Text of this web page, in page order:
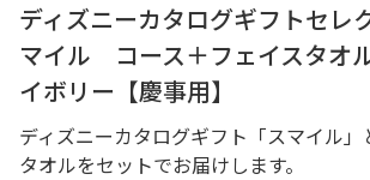
ディズニーカタログギフトセ
マイル コース＋フェイスタオ
イボリー【慶事用】
ディズニーカタログギフト「スマイル
タオルをセットでお届けします。